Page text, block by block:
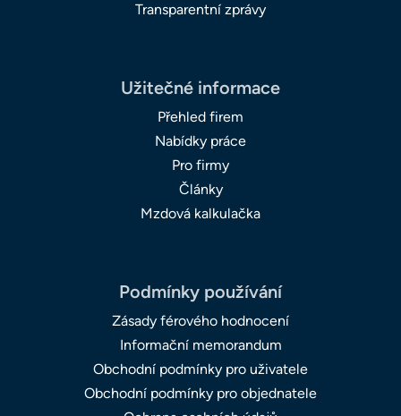
Transparentní zprávy
Užitečné informace
Přehled firem
Nabídky práce
Pro firmy
Články
Mzdová kalkulačka
Podmínky používání
Zásady férového hodnocení
Informační memorandum
Obchodní podmínky pro uživatele
Obchodní podmínky pro objednatele